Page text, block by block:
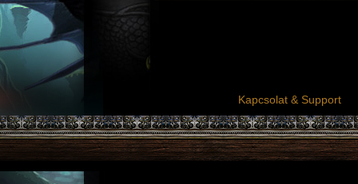
Kapcsolat & Support